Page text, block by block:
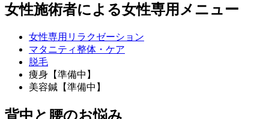
女性施術者による女性専用メニュー
女性専用リラクゼーション
マタニティ整体・ケア
脱毛
痩身【準備中】
美容鍼【準備中】
背中と腰のお悩み